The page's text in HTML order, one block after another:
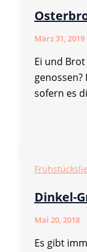
März 31, 2019
Ei und
genossen?
sofern es
Dinkel-
Mai 20, 2018
Es gibt